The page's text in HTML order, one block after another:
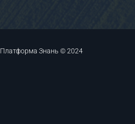
Платформа Знань © 2024